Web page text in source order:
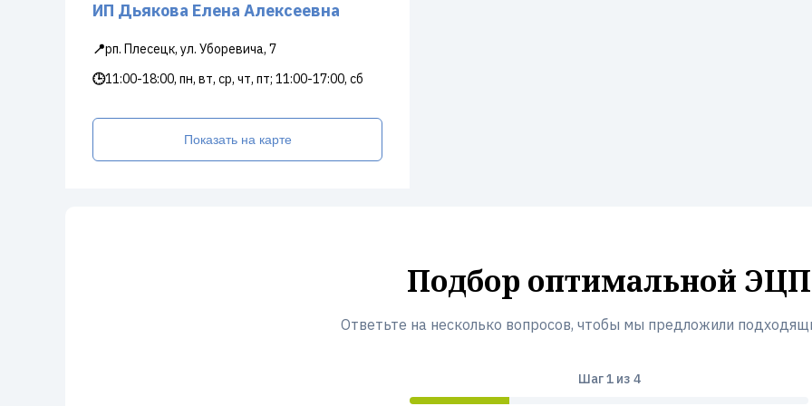
ИП Дьякова Елена Алексеевна
📍рп. Плесецк, ул. Уборевича, 7
🕒11:00-18:00, пн, вт, ср, чт, пт; 11:00-17:00, сб
Показать на карте
Подбор оптимальной ЭЦП
Ответьте на несколько вопросов, чтобы мы предложили
Шаг1из 4